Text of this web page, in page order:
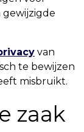
gewijzigde
van
te bewijzen
misbruikt.
zaak